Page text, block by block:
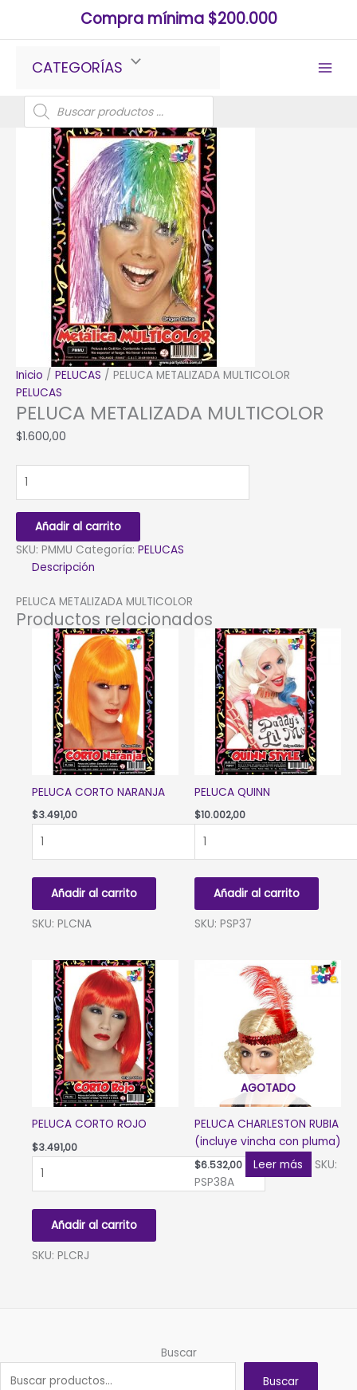
contenido
Compra mínima $200.000
CATEGORÍAS
Búsqueda
de
productos
Inicio / PELUCAS / PELUCA METALIZADA MULTICOLOR
PELUCAS
PELUCA METALIZADA MULTICOLOR
$1.600,00
METALIZADA
cantidad
Añadir al carrito
SKU: PMMU Categoría: PELUCAS
Descripción
PELUCA METALIZADA MULTICOLOR
Productos relacionados
PELUCA CORTO NARANJA
$3.491,00
CORTO
cantidad
Añadir al carrito
SKU: PLCNA
PELUCA QUINN
$10.002,00
QUINN
Añadir al carrito
SKU: PSP37
PELUCA CORTO ROJO
$3.491,00
CORTO
cantidad
Añadir al carrito
SKU: PLCRJ
AGOTADO
PELUCA CHARLESTON RUBIA
(incluye vincha con pluma)
$6.532,00 Leer más
SKU:
PSP38A
Buscar
Buscar